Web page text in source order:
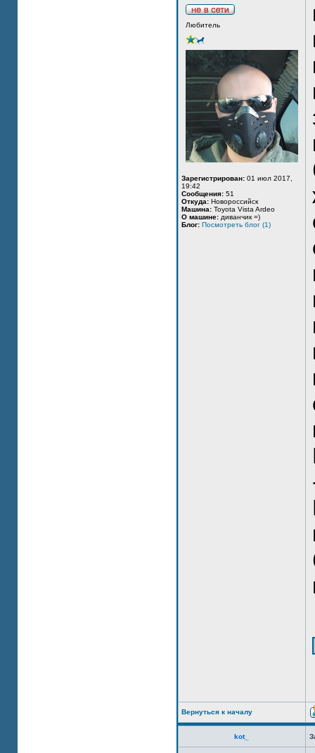
Любитель
Зарегистрирован: 01 июл 2017,
19:42
Сообщения: 51
Откуда: Новороссийск
Машина: Toyota Vista Ardeo
О машине: диванчик =)
Блог: Посмотреть блог (1)
Вернуться к началу
kot_